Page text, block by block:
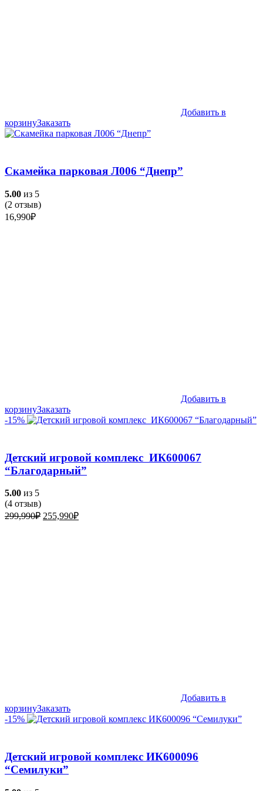
Добавить в
корзинуЗаказать
Скамейка парковая Л006 “Днепр”
5.00 из 5
(2 отзыв)
16,990₽
Добавить в
корзинуЗаказать
-15%
Детский игровой комплекс ИК600067
“Благодарный”
5.00 из 5
(4 отзыв)
299,990₽ Первоначальная
255,990₽Текущая
Добавить в
корзинуЗаказать
-15%
Детский игровой комплекс ИК600096
“Семилуки”